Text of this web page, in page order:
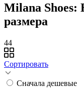
Milana Shoes:
размера
44
Сортировать
Сначала дешевые